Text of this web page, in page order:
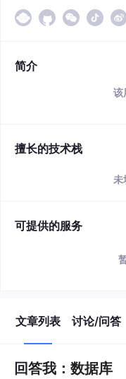
简介
该
擅长的技术栈
未
可提供的服务
文章列表 讨论/问答
回答我：数据库